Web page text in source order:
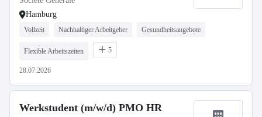
Hamburg
Vollzeit Nachhaltiger Arbeitgeber Gesundheitsangebote
Flexible Arbeitszeiten 5
28.07.2026
Werkstudent (m/w/d) PMO HR